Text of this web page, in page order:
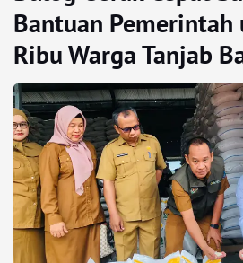
Bantuan
Ribu Warga Tanjab